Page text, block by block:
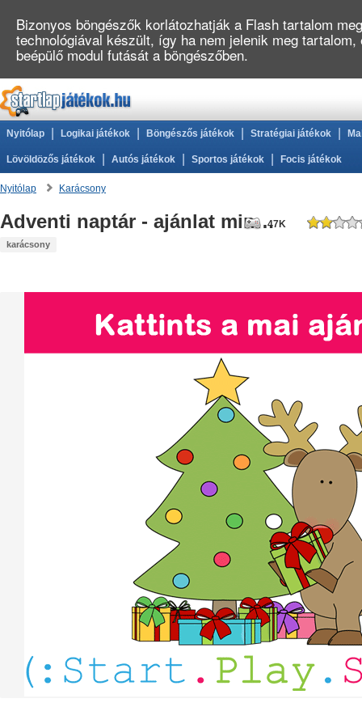
Nyitólap Logikai játékok Böngészős játékok Stratégiai játékok
Lövöldözős játékok Autós játékok Sportos játékok Focis játékok
Nyitólap Karácsony
Adventi naptár - ajánlat minden napra!
karácsony
47K
Bizonyos böngészők korlátozhatják a Flash tartalom
technológiával készült, így ha nem jelenik meg
beépülő modul futását a böngészőben.